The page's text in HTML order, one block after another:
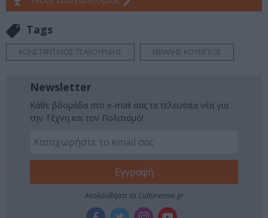
Tags
ΚΩΝΣΤΑΝΤΙΝΟΣ ΤΣΑΧΟΥΡΙΔΗΣ ΜΙΧΑΛΗΣ ΚΟΥΜΠΙΟΣ
Newsletter
Κάθε βδομάδα στο e-mail σας τα τελευταία νέα για
την Τέχνη και τον Πολιτισμό!
Ακολουθήστε το Culturenow.gr